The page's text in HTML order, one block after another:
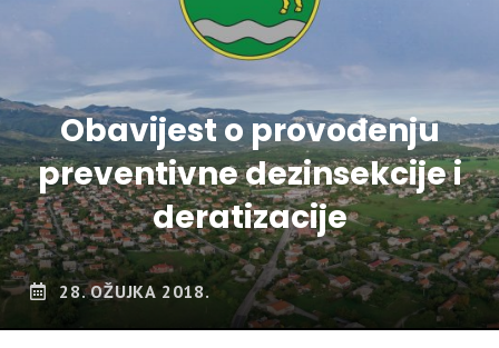
Obavijest o provođenju
preventivne dezinsekcije i
deratizacije
28. OŽUJKA 2018.